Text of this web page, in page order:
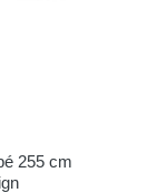
255 cm